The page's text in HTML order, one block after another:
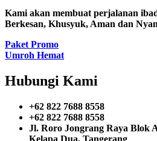
Kami akan membuat perjalanan
Berkesan, Khusyuk, Aman dan
Paket Promo
Umroh Hemat
Hubungi Kami
+62 822 7688 8558
+62 822 7688 8558
Jl. Roro Jongrang Raya Blok